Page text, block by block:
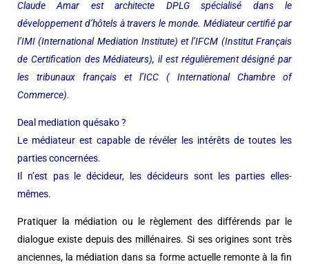
Claude Amar est architecte DPLG spécialisé dans le
développement d’hôtels à travers le monde. Médiateur certifié par
l’IMI (International Mediation Institute) et l’IFCM (Institut Français
de Certification des Médiateurs), il est régulièrement désigné par
les tribunaux français et l’ICC ( International Chambre of
Commerce).
Deal mediation quésako ?
Le médiateur est capable de révéler les intérêts de toutes les
parties concernées.
Il n’est pas le décideur, les décideurs sont les parties elles-
mêmes.
Pratiquer la médiation ou le règlement des différends par le
dialogue existe depuis des millénaires. Si ses origines sont très
anciennes, la médiation dans sa forme actuelle remonte à la fin